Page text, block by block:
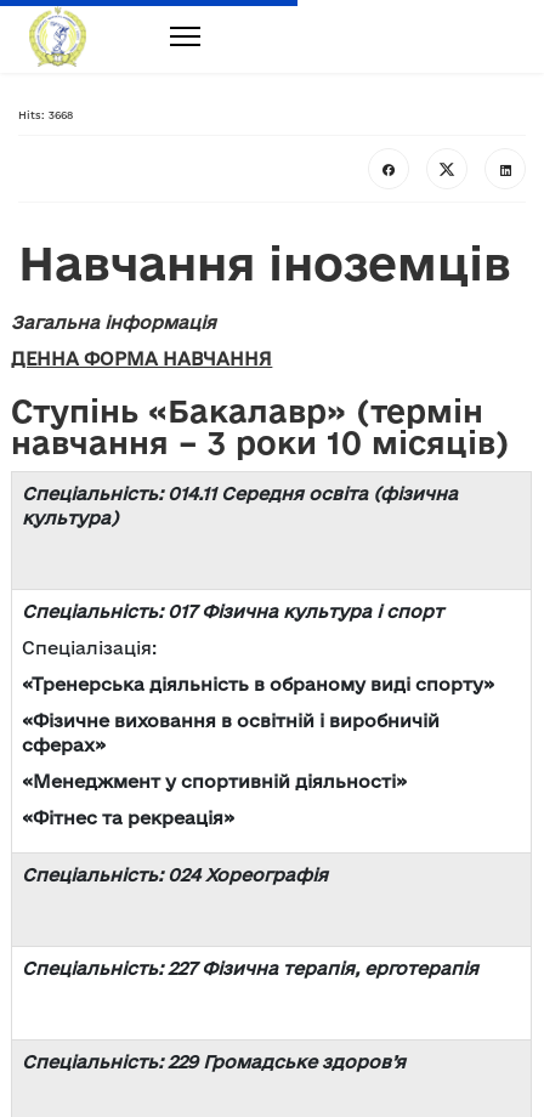
Hits: 3668
Навчання іноземців
Загальна інформація
ДЕННА ФОРМА НАВЧАННЯ
Ступінь «Бакалавр» (термін
навчання – 3 роки 10 місяців)
Спеціальність: 014.11 Середня освіта (фізична
культура)
Спеціальність: 017 Фізична культура і спорт
Спеціалізація:
«Тренерська діяльність в обраному виді спорту»
«Фізичне виховання в освітній і виробничій
сферах»
«Менеджмент у спортивній діяльності»
«Фітнес та рекреація»
Спеціальність: 024 Хореографія
Спеціальність: 227 Фізична терапія, ерготерапія
Спеціальність: 229 Громадське здоров’я